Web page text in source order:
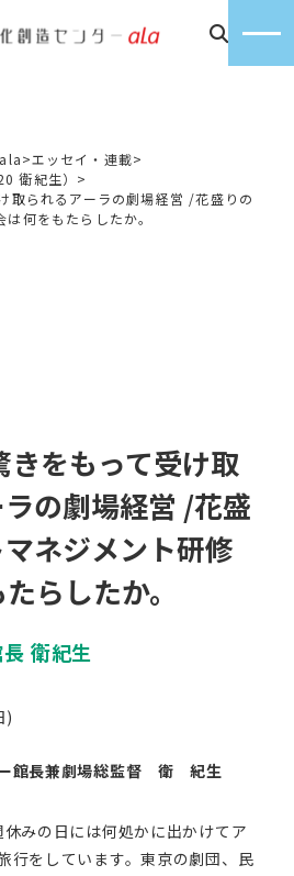
>エッセイ・連載>
衛紀生） >
られるアーラの劇場経営 /花盛りの
何をもたらしたか。
をもって受け取
の劇場経営 /花盛
ネジメント研修
らしたか。
衛紀生
)
館長兼劇場総監督 衛 紀生
みの日には何処かに出かけてア
行をしています。東京の劇団、民